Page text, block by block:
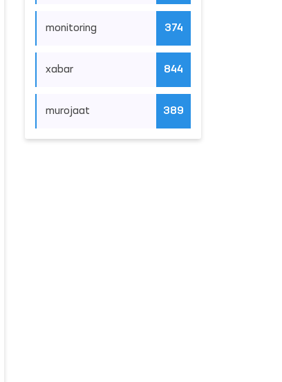
monitoring 374
xabar 844
murojaat 389